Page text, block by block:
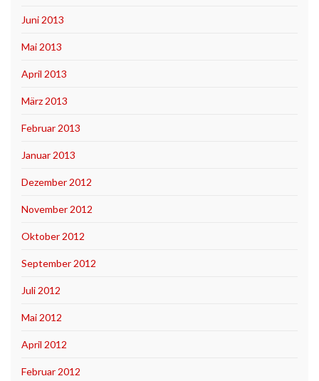
Juni 2013
Mai 2013
April 2013
März 2013
Februar 2013
Januar 2013
Dezember 2012
November 2012
Oktober 2012
September 2012
Juli 2012
Mai 2012
April 2012
Februar 2012